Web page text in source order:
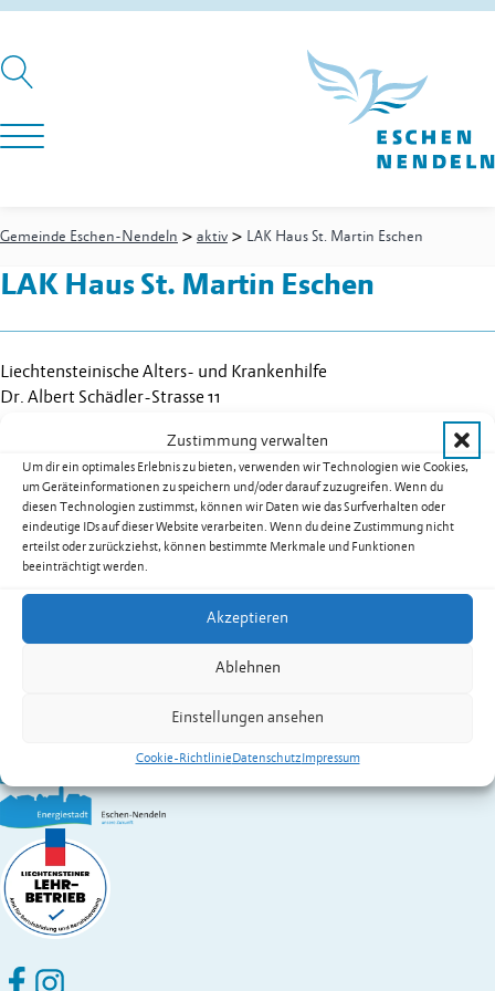
Zustimmung verwalten
Um dir ein optimales Erlebnis zu bieten, verwenden wir Technologien wie Cookies,
um Geräteinformationen zu speichern und/oder darauf zuzugreifen. Wenn du
diesen Technologien zustimmst, können wir Daten wie das Surfverhalten oder
eindeutige IDs auf dieser Website verarbeiten. Wenn du deine Zustimmung nicht
erteilst oder zurückziehst, können bestimmte Merkmale und Funktionen
beeinträchtigt werden.
Akzeptieren
Ablehnen
Einstellungen ansehen
Cookie-RichtlinieDatenschutzImpressum
Gemeinde Eschen-Nendeln > aktiv > LAK Haus St. Martin Eschen
LAK Haus St. Martin Eschen
Liechtensteinische Alters- und Krankenhilfe
Dr. Albert Schädler-Strasse 11
+423 377 46 00
Fax+423 377 46 05
E-Mailst.martin@lak.li
Webwww.lak.li
Kontakt:Frick-SeleHelene
Gemeinde Eschen-Nendeln
St. Martins-Ring 2, 9492 Eschen